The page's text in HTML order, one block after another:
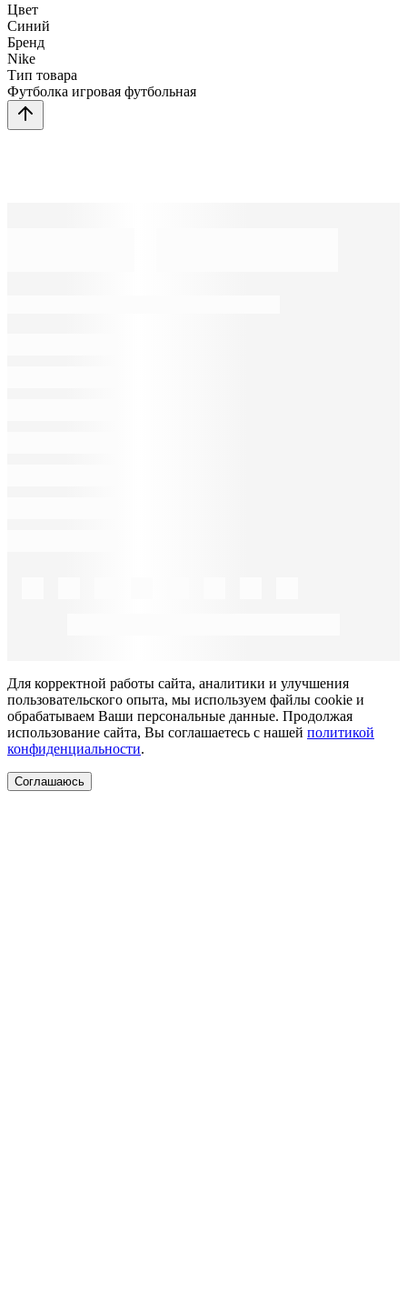
Цвет
Синий
Бренд
Nike
Тип товара
Футболка игровая футбольная
Для корректной работы сайта, аналитики и улучшения
пользовательского опыта, мы используем файлы cookie и
обрабатываем Ваши персональные данные. Продолжая
использование сайта, Вы соглашаетесь с нашей политикой
конфиденциальности.
Соглашаюсь